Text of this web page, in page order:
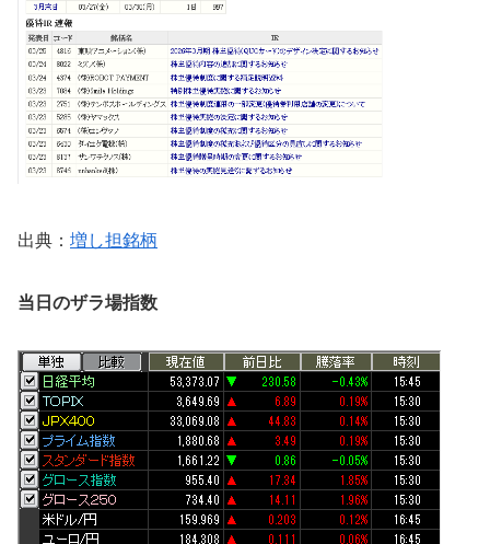
出典： 増し担銘柄
当日のザラ場指数